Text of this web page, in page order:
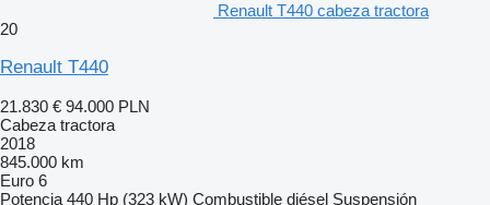
Renault T440 cabeza tractora
20
Renault T440
21.830 € 94.000 PLN
Cabeza tractora
2018
845.000 km
Euro 6
Potencia 440 Hp (323 kW) Combustible diésel Suspensión